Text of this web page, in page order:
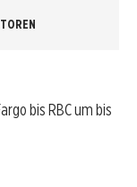
bis RBC um bis